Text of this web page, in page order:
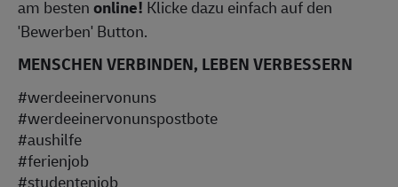
am bestenonline! Klicke dazu einfach auf den
'Bewerben' Button.
MENSCHEN VERBINDEN, LEBEN VERBESSERN
#werdeeinervonuns
#werdeeinervonunspostbote
#aushilfe
#ferienjob
#studentenjob